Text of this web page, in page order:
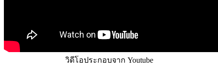
วิดีโอประกอบจาก Youtube